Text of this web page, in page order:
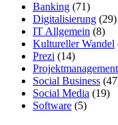
Banking (71)
Digitalisierung (29)
IT Allgemein (8)
Kultureller Wandel
Prezi (14)
Projektmanagement
Social Business
Social Media (19)
Software (5)